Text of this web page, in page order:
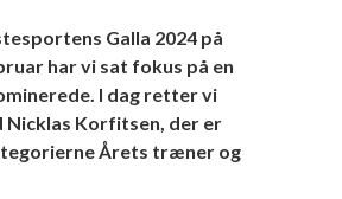
Galla 2024 på
har vi sat fokus på en
I dag retter vi
Korfitsen, der er
Årets træner og